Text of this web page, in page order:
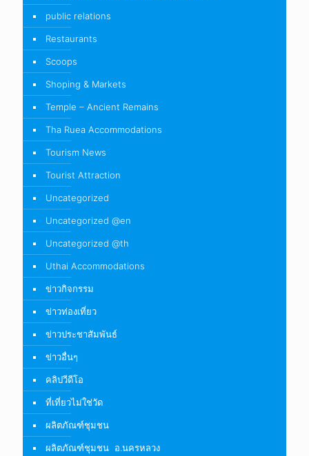
public relations
Restaurants
Scoops
Shoping & Markets
Temple – Ancient Remains
Tha Ruea Accommodations
Tourism News
Tourist Attraction
Uncategorized
Uncategorized @en
Uncategorized @th
Uthai Accommodations
ข่าวกิจกรรม
ข่าวท่องเที่ยว
ข่าวประชาสัมพันธ์
ข่าวอื่นๆ
คลิปวีดีโอ
ที่เที่ยวไม่ใช่วัด
ผลิตภัณฑ์ชุมชน
ผลิตภัณฑ์ชุมชน อ.นครหลวง